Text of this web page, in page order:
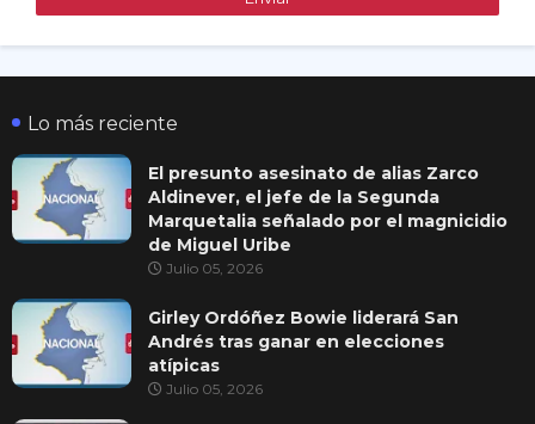
Lo más reciente
El presunto asesinato de alias Zarco
Aldinever, el jefe de la Segunda
Marquetalia señalado por el magnicidio
de Miguel Uribe
Julio 05, 2026
Girley Ordóñez Bowie liderará San
Andrés tras ganar en elecciones
atípicas
Julio 05, 2026